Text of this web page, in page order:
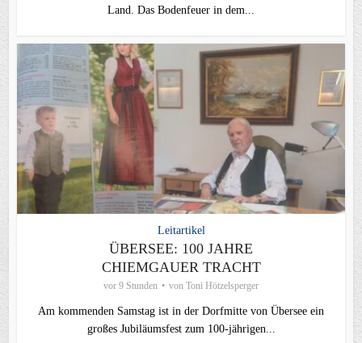
Land. Das Bodenfeuer in dem...
Leitartikel
ÜBERSEE: 100 JAHRE
CHIEMGAUER TRACHT
vor 9 Stunden von Toni Hötzelsperger
Am kommenden Samstag ist in der Dorfmitte von Übersee ein
großes Jubiläumsfest zum 100-jährigen...